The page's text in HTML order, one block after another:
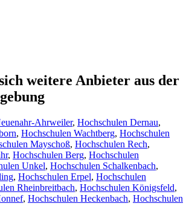
weitere Anbieter aus der
Ahrweiler, Hochschulen Dernau,
, Hochschulen Wachtberg, Hochschulen
Mayschoß, Hochschulen Rech,
, Hochschulen Berg, Hochschulen
Unkel, Hochschulen Schalkenbach,
, Hochschulen Erpel, Hochschulen
Rheinbreitbach, Hochschulen Königsfeld,
, Hochschulen Heckenbach, Hochschulen